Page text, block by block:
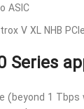
ASIC
V XL NHB
Series
(beyond 1